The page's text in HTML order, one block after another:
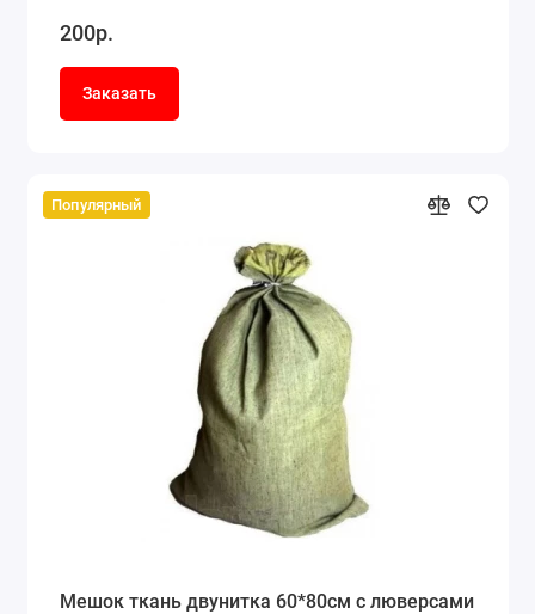
200р.
Заказать
Популярный
Мешок ткань двунитка 60*80см c люверсами